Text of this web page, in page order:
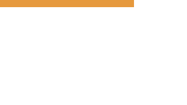
বিজ্ঞান – উদ্ভাবন ও কৃত্রিম বুদ্ধিমত্তায় ভবিষ্যতের